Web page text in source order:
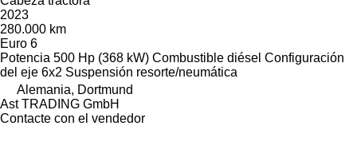
2023
280.000 km
Euro 6
Potencia 500 Hp (368 kW) Combustible diésel Configuración
del eje 6x2 Suspensión resorte/neumática
Alemania, Dortmund
Ast TRADING GmbH
Contacte con el vendedor